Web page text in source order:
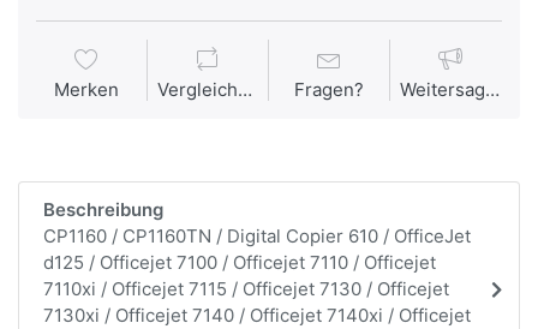
Merken Vergleichen Fragen? Weitersagen
Beschreibung
CP1160 / CP1160TN / Digital Copier 610 / OfficeJet
d125 / Officejet 7100 / Officejet 7110 / Officejet
7110xi / Officejet 7115 / Officejet 7130 / Officejet
7130xi / Officejet 7140 / Officejet 7140xi / Officejet